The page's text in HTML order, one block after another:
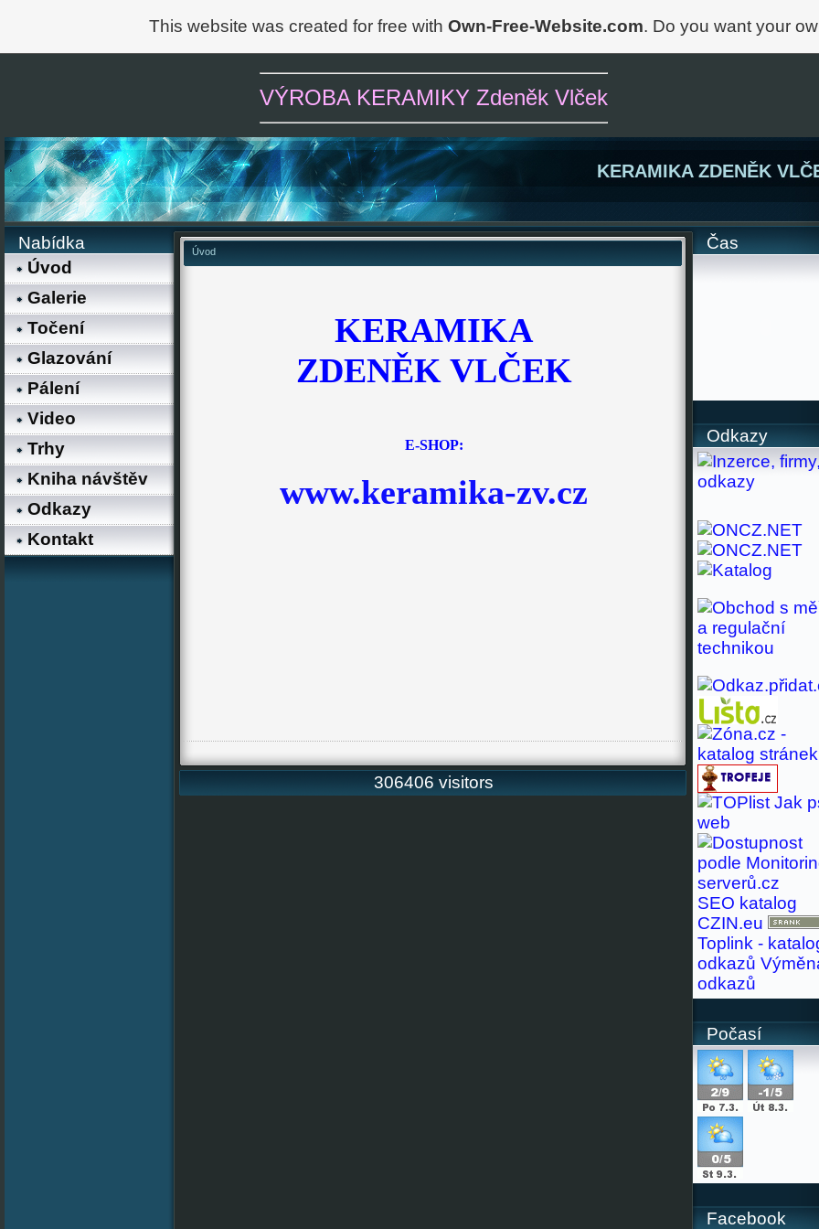
VÝROBA KERAMIKY Zdeněk Vlček
KERAMIKA ZDENĚK
Nabídka
Úvod
Galerie
Točení
Glazování
Pálení
Video
Trhy
Kniha návštěv
Odkazy
Kontakt
Úvod
KERAMIKA
ZDENĚK VLČEK
E-SHOP:
www.keramika-zv.cz
306406 visitors
Čas
Odkazy
Jak
web
SEO katalog
CZIN.eu
Toplink -
odkazů
odkazů
Počasí
Facebook
This website was created for free withOwn-Free-Website.com. Do you want your